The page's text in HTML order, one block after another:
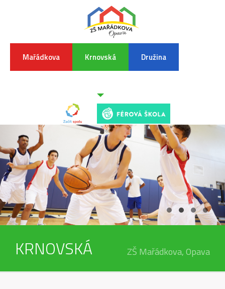
Mařádkova Krnovská Družina
KRNOVSKÁ ZŠ Mařádkova, Opava